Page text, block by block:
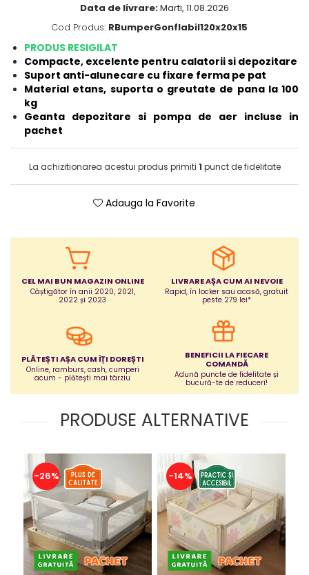
Igiena si ingrijire bebelusi
Accesorii bebelusi / nou-nascuti
Perne si saltele bebelusi
Diversificare bebelusi
Baia bebelusului
Maternitate
Jucarii copii si jocuri educative
Covorase ortopedice senzoriale
Rechizite scolare
Stikere decorative si covoare
Covorase de joaca
Ingrijire adulti
Siguranta animale companie
Carduri Cadou
Produse Sub 50 Lei
Resigilate
Data de livrare:Marti, 11.08.2026
Cod Produs: RBumperGonflabil120x20x15
PRODUS RESIGILAT
Compacte, excelente pentru calatorii si depozitare
Suport anti-alunecare cu fixare ferma pe pat
Material etans, suporta o greutate de pana la 100
kg
Geanta depozitare si pompa de aer incluse in
pachet
La achizitionarea acestui produs primiti 1 punct de fidelitate
Adauga la Favorite
CEL MAI BUN MAGAZIN ONLINE
Câștigător în anii 2020, 2021,
2022 și 2023
LIVRARE AȘA CUM AI NEVOIE
Rapid, în locker sau acasă, gratuit
peste 279 lei*
PLĂTEȘTI AȘA CUM ÎȚI DOREȘTI
Online, ramburs, cash, cumperi
acum - plătești mai târziu
BENEFICII LA FIECARE
COMANDĂ
Adună puncte de fidelitate și
bucură-te de reduceri!
PRODUSE ALTERNATIVE
-26% -14%